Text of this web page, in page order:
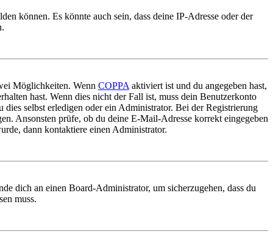
können. Es könnte auch sein, dass deine IP-Adresse oder der
Möglichkeiten. Wenn COPPA aktiviert ist und du angegeben hast,
hast. Wenn dies nicht der Fall ist, muss dein Benutzerkonto
selbst erledigen oder ein Administrator. Bei der Registrierung
Ansonsten prüfe, ob du deine E-Mail-Adresse korrekt eingegeben
dann kontaktiere einen Administrator.
dich an einen Board-Administrator, um sicherzugehen, dass du
muss.